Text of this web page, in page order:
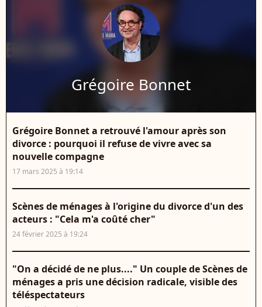
Grégoire Bonnet
Grégoire Bonnet a retrouvé l'amour après son
divorce : pourquoi il refuse de vivre avec sa
nouvelle compagne
17 mars 2025 à 19:14
Scènes de ménages à l'origine du divorce d'un des
acteurs : "Cela m'a coûté cher"
24 février 2025 à 19:24
"On a décidé de ne plus...." Un couple de Scènes de
ménages a pris une décision radicale, visible des
téléspectateurs